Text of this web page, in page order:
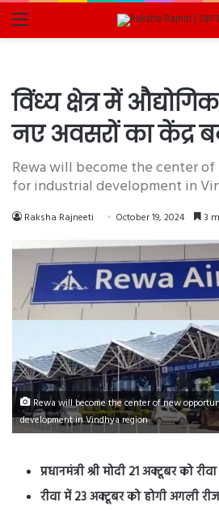
Menu
विंध्य क्षेत्र में
नए अवसरों का केंद्र
Rewa will become the center
for industrial development in
Raksha Rajneeti October 19, 2024 3
Rewa will become the center of new
development in Vindhya region
प्रधानमंत्री श्री मोदी 21 अक्टूबर को
रीवा में 23 अक्टूबर को होगी अगली